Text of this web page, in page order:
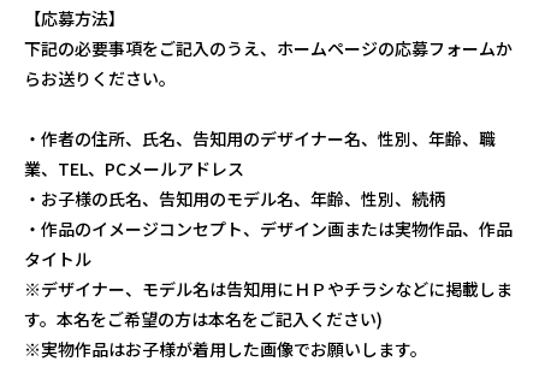
【応募方法】
下記の必要事項をご記入のうえ、ホームページの応募フォームか
らお送りください。
・作者の住所、氏名、告知用のデザイナー名、性別、年齢、職
業、TEL、PCメールアドレス
・お子様の氏名、告知用のモデル名、年齢、性別、続柄
・作品のイメージコンセプト、デザイン画または実物作品、作品
タイトル
※デザイナー、モデル名は告知用にＨＰやチラシなどに掲載しま
す。本名をご希望の方は本名をご記入ください)
※実物作品はお子様が着用した画像でお願いします。